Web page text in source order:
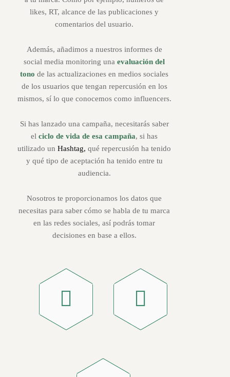
likes, RT, alcance de las publicaciones y
comentarios del usuario.
Además, añadimos a nuestros informes de
social media monitoring una evaluación del
tono de las actualizaciones en medios sociales
de los usuarios que tengan repercusión en los
mismos, sí lo que conocemos como influencers.
Si has lanzado una campaña, necesitarás saber
el ciclo de vida de esa campaña, si has
utilizado un Hashtag, qué repercusión ha tenido
y qué tipo de aceptación ha tenido entre tu
audiencia.
Nosotros te proporcionamos los datos que
necesitas para saber cómo se habla de tu marca
en las redes sociales, así podrás tomar
decisiones en base a ellos.